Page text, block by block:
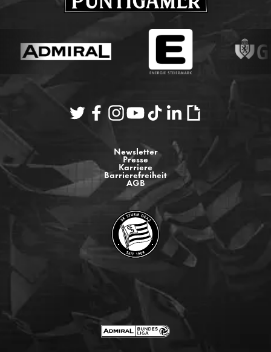
Newsletter
Presse
Karriere
Barrierefreiheit
AGB